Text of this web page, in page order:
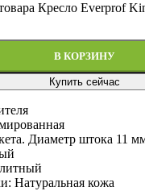
Кресло Everprof
В КОРЗИНУ
Купить сейчас
Диаметр штока 11
Натуральная кожа